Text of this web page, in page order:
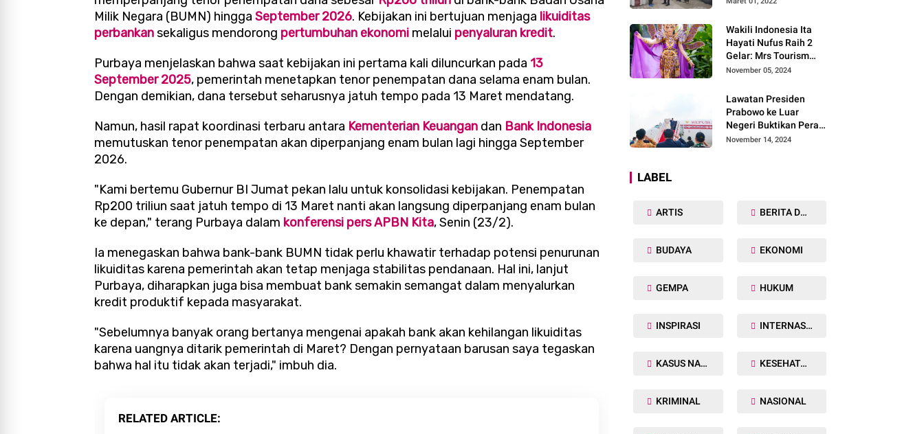
Milik Negara (BUMN) hingga September 2026. Kebijakan ini bertujuan menjaga likuiditas
perbankansekaligus mendorong pertumbuhan ekonomi melalui penyaluran kredit.
Purbaya menjelaskan bahwa saat kebijakan ini pertama kali diluncurkan pada 13
September 2025, pemerintah menetapkan tenor penempatan dana selama enam bulan.
Dengan demikian, dana tersebut seharusnya jatuh tempo pada 13 Maret mendatang.
Namun, hasil rapat koordinasi terbaru antara Kementerian Keuangan dan Bank Indonesia
memutuskan tenor penempatan akan diperpanjang enam bulan lagi hingga September
2026.
"Kami bertemu Gubernur BI Jumat pekan lalu untuk konsolidasi kebijakan. Penempatan
Rp200 triliun saat jatuh tempo di 13 Maret nanti akan langsung diperpanjang enam bulan
ke depan," terang Purbaya dalam konferensi pers APBN Kita, Senin (23/2).
Ia menegaskan bahwa bank-bank BUMN tidak perlu khawatir terhadap potensi penurunan
likuiditas karena pemerintah akan tetap menjaga stabilitas pendanaan. Hal ini, lanjut
Purbaya, diharapkan juga bisa membuat bank semakin semangat dalam menyalurkan
kredit produktif kepada masyarakat.
"Sebelumnya banyak orang bertanya mengenai apakah bank akan kehilangan likuiditas
karena uangnya ditarik pemerintah di Maret? Dengan pernyataan barusan saya tegaskan
bahwa hal itu tidak akan terjadi," imbuh dia.
RELATED ARTICLE
Wakili Indonesia Ita
Hayati Nufus Raih 2
Gelar: Mrs Tourism
2024 dan Fourth
Worldwide
International 2024, di
Pemilihan Mrs
Worldwide 2024
November 05, 2024
Lawatan Presiden
Prabowo ke Luar
Negeri Buktikan Peran
Strategis Indonesia di
November 14, 2024
LABEL
ARTIS BERITA DAERAH
BUDAYA EKONOMI
GEMPA HUKUM
INSPIRASI INTERNASIONAL
KASUS NARKOBA KESEHATAN TUBUH
KRIMINAL NASIONAL